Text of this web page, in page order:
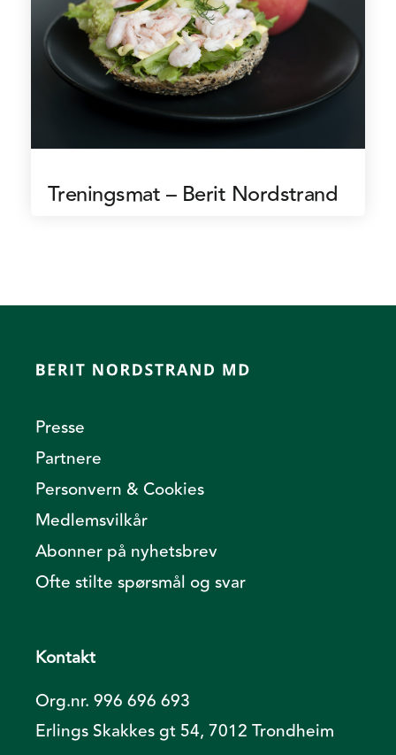
Treningsmat – Berit Nordstrand
Presse
Partnere
Personvern & Cookies
Medlemsvilkår
Abonner på nyhetsbrev
Ofte stilte spørsmål og svar
Kontakt
Org.nr. 996 696 693
Erlings Skakkes gt 54, 7012 Trondheim